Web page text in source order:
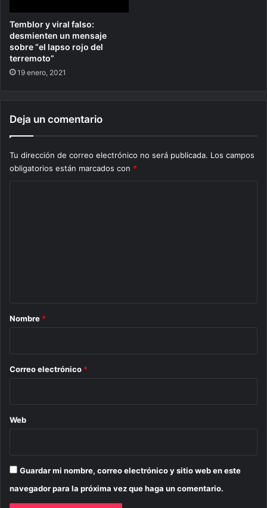
Temblor y viral falso:
desmienten un mensaje
sobre “el lapso rojo del
terremoto”
19 enero, 2021
Deja un comentario
Tu dirección de correo electrónico no será publicada. Los campos
obligatorios están marcados con *
r
*
Nombre *
Correo electrónico *
Web
Guardar mi nombre, correo electrónico y sitio web en este
navegador para la próxima vez que haga un comentario.